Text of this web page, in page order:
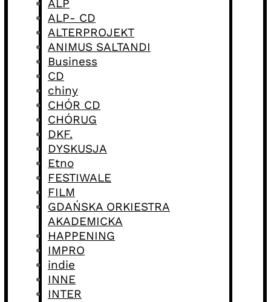
ALP
ALP- CD
ALTERPROJEKT
ANIMUS SALTANDI
Business
CD
chiny
CHÓR CD
CHÓRUG
DKF.
DYSKUSJA
Etno
FESTIWALE
FILM
GDAŃSKA ORKIESTRA
AKADEMICKA
HAPPENING
IMPRO
indie
INNE
INTER